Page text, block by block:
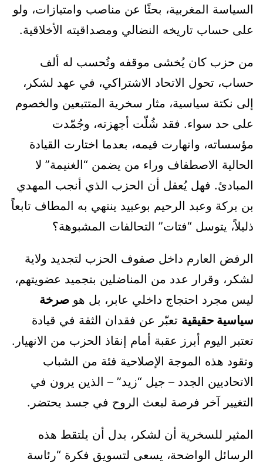
السياسة المغربية، بحثًا عن مناصب وامتيازات، ولو
على حساب تاريخه النضالي ومصداقيته الأخلاقية.
من حزب كان يُخشى موقفه وتُحسب له ألف
حساب، تحول الاتحاد الاشتراكي، في عهد لشكر،
إلى نكتة سياسية، مثار سخرية المتتبعين والخصوم
على حد سواء. فقد شُلّت أجهزته، وجُمّدت
مؤسساته، وانهارت قيمه، بعدما اختارت القيادة
الحالية الاصطفاف وراء من يضمن “الغنيمة” لا
المبادئ. فهل يُعقل أن الحزب الذي أنجب المهدي
بن بركة وعبد الرحيم بوعبيد ينتهي به المطاف تابعاً
ذليلاً، يتوسل “فتات” التحالفات المشبوهة؟
الرفض العارم داخل صفوف الحزب لتجديد ولاية
لشكر، وقرار عدد من المناضلين بتجميد عضويتهم،
ليس مجرد احتجاج داخلي عابر، بل هو صرخة
سياسية حقيقية تعبّر عن فقدان الثقة في قيادة
تعتبر اليوم أبرز عقبة أمام إنقاذ الحزب من الانهيار.
وتقود هذه الموجة الإصلاحية فئة من الشباب
الاتحاديين الجدد – جيل “زيد” – الذين يرون في
التغيير آخر فرصة لبعث الروح في جسد يحتضر.
المثير للسخرية أن لشكر، بدل أن يلتقط هذه
الرسائل الواضحة، يسعى لتسويق فكرة “رئاسة